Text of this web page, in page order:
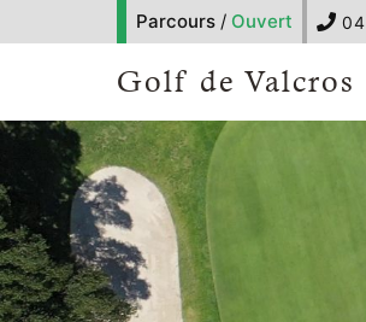
Parcours / Ouvert
Golf de Valcros